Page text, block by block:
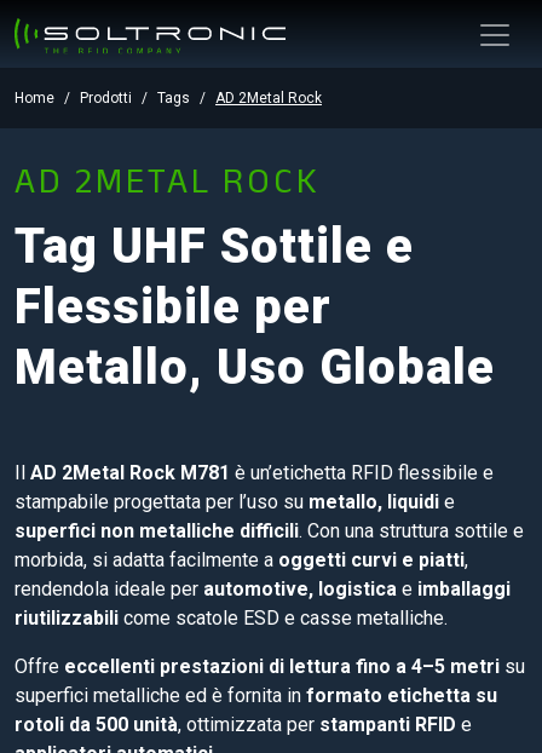
Home Prodotti Tags AD 2Metal Rock
AD 2METAL ROCK
Tag UHF Sottile e
Flessibile per
Metallo, Uso Globale
Il AD 2Metal Rock M781 è un’etichetta RFID flessibile e
stampabile progettata per l’uso su metallo, liquidi e
superfici non metalliche difficili. Con una struttura sottile e
morbida, si adatta facilmente a oggetti curvi e piatti,
rendendola ideale per automotive, logistica e imballaggi
riutilizzabili come scatole ESD e casse metalliche.
Offre eccellenti prestazioni di lettura fino a 4–5 metri su
superfici metalliche ed è fornita in formato etichetta su
rotoli da 500 unità, ottimizzata per stampanti RFID e